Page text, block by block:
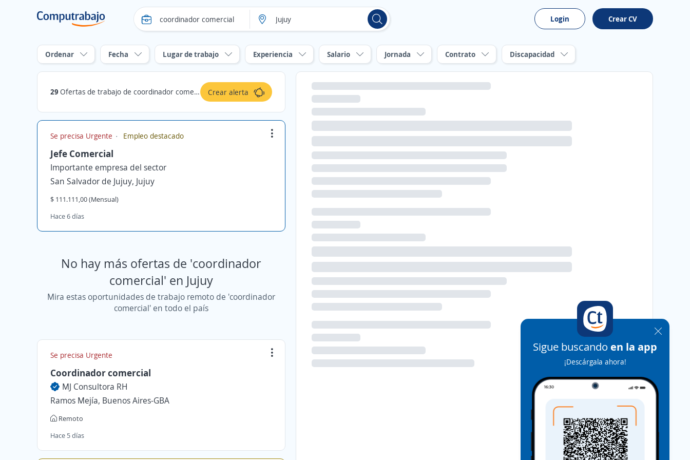
Login Crear CV
Ordenar Fecha Lugar de trabajo Experiencia Salario Jornada Contrato Discapacidad
29 Ofertas de trabajo de coordinador comercial en Jujuy Crear alerta
Se precisa Urgente Empleo destacado
Jefe Comercial
Importante empresa del sector
San Salvador de Jujuy, Jujuy
$ 111.111,00 (Mensual)
Hace 6 días
No hay más ofertas de 'coordinador
comercial' en Jujuy
Mira estas oportunidades de trabajo remoto de 'coordinador
comercial' en todo el país
Se precisa Urgente
Coordinador comercial
MJ Consultora RH
Ramos Mejía, Buenos Aires-GBA
Remoto
Hace 5 días
Sigue buscando en la app
¡Descárgala ahora!